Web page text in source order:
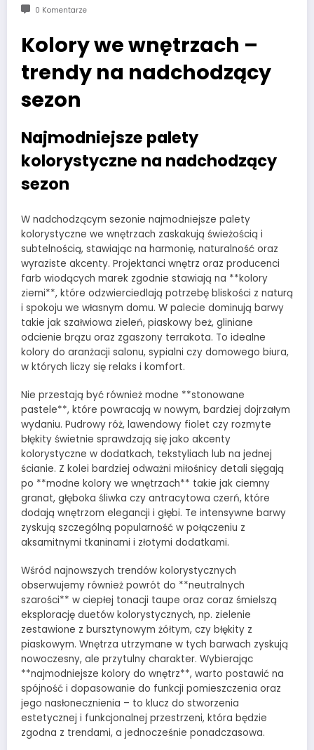
0 Komentarze
Kolory we wnętrzach –
trendy na nadchodzący
sezon
Najmodniejsze palety
kolorystyczne na nadchodzący
sezon
W nadchodzącym sezonie najmodniejsze palety
kolorystyczne we wnętrzach zaskakują świeżością i
subtelnością, stawiając na harmonię, naturalność oraz
wyraziste akcenty. Projektanci wnętrz oraz producenci
farb wiodących marek zgodnie stawiają na **kolory
ziemi**, które odzwierciedlają potrzebę bliskości z naturą
i spokoju we własnym domu. W palecie dominują barwy
takie jak szałwiowa zieleń, piaskowy beż, gliniane
odcienie brązu oraz zgaszony terrakota. To idealne
kolory do aranżacji salonu, sypialni czy domowego biura,
w których liczy się relaks i komfort.
Nie przestają być również modne **stonowane
pastele**, które powracają w nowym, bardziej dojrzałym
wydaniu. Pudrowy róż, lawendowy fiolet czy rozmyte
błękity świetnie sprawdzają się jako akcenty
kolorystyczne w dodatkach, tekstyliach lub na jednej
ścianie. Z kolei bardziej odważni miłośnicy detali sięgają
po **modne kolory we wnętrzach** takie jak ciemny
granat, głęboka śliwka czy antracytowa czerń, które
dodają wnętrzom elegancji i głębi. Te intensywne barwy
zyskują szczególną popularność w połączeniu z
aksamitnymi tkaninami i złotymi dodatkami.
Wśród najnowszych trendów kolorystycznych
obserwujemy również powrót do **neutralnych
szarości** w ciepłej tonacji taupe oraz coraz śmielszą
eksplorację duetów kolorystycznych, np. zielenie
zestawione z bursztynowym żółtym, czy błękity z
piaskowym. Wnętrza utrzymane w tych barwach zyskują
nowoczesny, ale przytulny charakter. Wybierając
**najmodniejsze kolory do wnętrz**, warto postawić na
spójność i dopasowanie do funkcji pomieszczenia oraz
jego nasłonecznienia – to klucz do stworzenia
estetycznej i funkcjonalnej przestrzeni, która będzie
zgodna z trendami, a jednocześnie ponadczasowa.